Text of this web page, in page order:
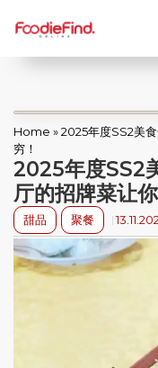
Home »2025年度SS2美
穷！
2025年度SS2
厅的招牌菜让
甜品 聚餐